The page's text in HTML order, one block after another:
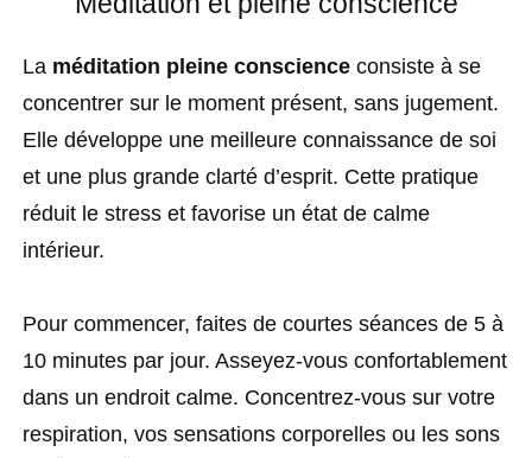
La méditation pleine conscience consiste à se
concentrer sur le moment présent, sans jugement.
Elle développe une meilleure connaissance de soi
et une plus grande clarté d’esprit. Cette pratique
réduit le stress et favorise un état de calme
intérieur.
Pour commencer, faites de courtes séances de 5 à
10 minutes par jour. Asseyez-vous confortablement
dans un endroit calme. Concentrez-vous sur votre
respiration, vos sensations corporelles ou les sons